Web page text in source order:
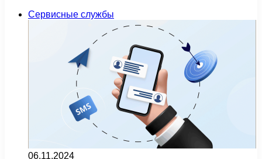
Сервисные службы
06.11.2024